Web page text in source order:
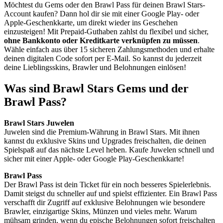
Möchtest du Gems oder den Brawl Pass für deinen Brawl Stars-
Account kaufen? Dann hol dir sie mit einer Google Play- oder
Apple-Geschenkkarte, um direkt wieder ins Geschehen
einzusteigen! Mit Prepaid-Guthaben zahlst du flexibel und sicher,
ohne Bankkonto oder Kreditkarte verknüpfen zu müssen.
Wähle einfach aus über 15 sicheren Zahlungsmethoden und erhalte
deinen digitalen Code sofort per E-Mail. So kannst du jederzeit
deine Lieblingsskins, Brawler und Belohnungen einlösen!
Was sind Brawl Stars Gems und der
Brawl Pass?
Brawl Stars Juwelen
Juwelen sind die Premium-Währung in Brawl Stars. Mit ihnen
kannst du exklusive Skins und Upgrades freischalten, die deinen
Spielspaß auf das nächste Level heben. Kaufe Juwelen schnell und
sicher mit einer Apple- oder Google Play-Geschenkkarte!
Brawl Pass
Der Brawl Pass ist dein Ticket für ein noch besseres Spielerlebnis.
Damit steigst du schneller auf und spielst effizienter. Ein Brawl Pass
verschafft dir Zugriff auf exklusive Belohnungen wie besondere
Brawler, einzigartige Skins, Münzen und vieles mehr. Warum
mühsam grinden, wenn du epische Belohnungen sofort freischalten